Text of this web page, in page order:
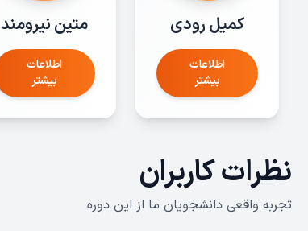
کمیل رودی
اطلاعات
بیشتر
متین نیرومند
اطلاعات
بیشتر
نظرات کاربران
تجربه واقعی دانشجویان ما از این دوره